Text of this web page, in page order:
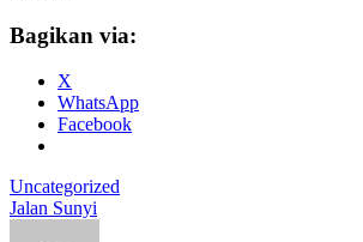
Bagikan via:
X
WhatsApp
Facebook
Uncategorized
Jalan Sunyi